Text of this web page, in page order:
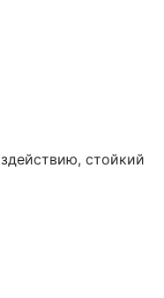
стойкий